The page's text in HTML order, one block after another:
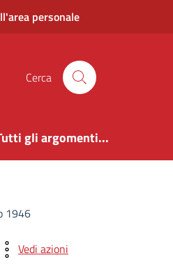
personale
Cerca
gli argomenti...
1946
Vedi azioni